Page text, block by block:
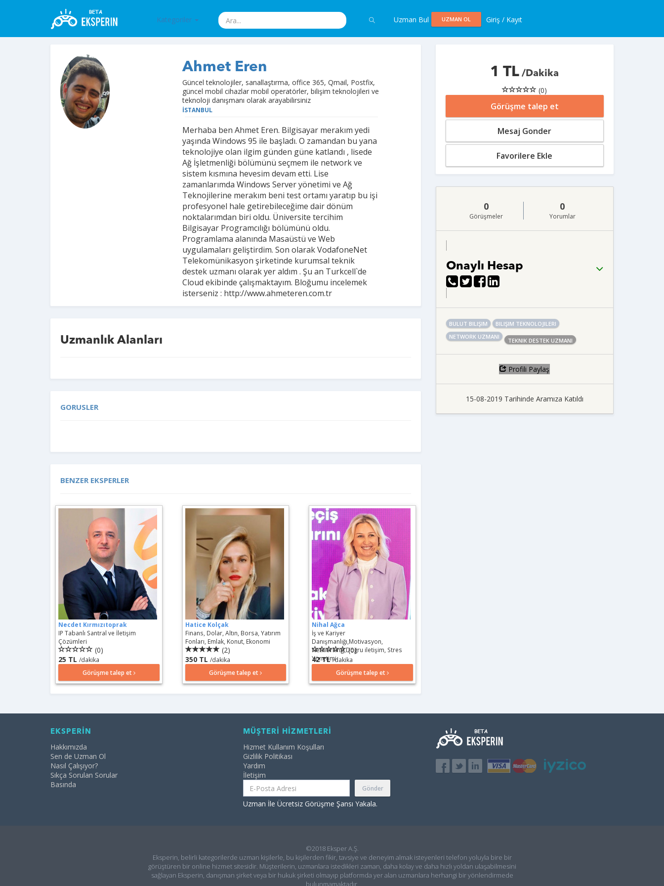
Kategoriler Uzman Bul UZMAN OL Giriş / Kayıt
Ahmet Eren
Güncel teknolojiler, sanallaştırma, office 365, Qmail, Postfix,
güncel mobil cihazlar mobil operatörler, bilişim teknolojileri ve
teknoloji danışmanı olarak arayabilirsiniz
İSTANBUL
Merhaba ben Ahmet Eren. Bilgisayar merakım yedi
yaşında Windows 95 ile başladı. O zamandan bu yana
teknolojiye olan ilgim günden güne katlandı , lisede
Ağ İşletmenliği bölümünü seçmem ile network ve
sistem kısmına hevesim devam etti. Lise
zamanlarımda Windows Server yönetimi ve Ağ
Teknojilerine merakım beni test ortamı yaratıp bu işi
profesyonel hale getirebileceğime dair dönüm
noktalarımdan biri oldu. Üniversite tercihim
Bilgisayar Programcılığı bölümünü oldu.
Programlama alanında Masaüstü ve Web
uygulamaları geliştirdim. Son olarak VodafoneNet
Telekomünikasyon şirketinde kurumsal teknik
destek uzmanı olarak yer aldım . Şu an Turkcell`de
Cloud ekibinde çalışmaktayım. Bloğumu incelemek
isterseniz : http://www.ahmeteren.com.tr
Uzmanlık Alanları
GORUSLER
1 TL /Dakika
(0)
Görüşme talep et
Mesaj Gonder
Favorilere Ekle
0
Görüşmeler
0
Yorumlar
Onaylı Hesap
BULUT BILIŞIM
BILIŞIM TEKNOLOJILERI
NETWORK UZMANI
TEKNIK DESTEK UZMANI
Profili Paylaş
15-08-2019 Tarihinde Aramıza Katıldı
BENZER EKSPERLER
Necdet Kırmızıtoprak
IP Tabanlı Santral ve İletişim
Çözümleri
(0)
25 TL /dakika
Görüşme talep et
Hatice Kolçak
Finans, Dolar, Altın, Borsa, Yatırım
Fonları, Emlak, Konut, Ekonomi
(2)
350 TL /dakika
Görüşme talep et
Nihal Ağca
İş ve Kariyer
Danışmanlığı,Motivasyon,
Networking,Doğru iletişim, Stres
Yönetimi
(0)
42 TL /dakika
Görüşme talep et
EKSPERİN
Hakkımızda
Sen de Uzman Ol
Nasıl Çalışıyor?
Sıkça Sorulan Sorular
Basında
MÜŞTERİ HİZMETLERİ
Hizmet Kullanım Koşulları
Gizlilik Politikası
Yardım
İletişim
Gönder
Uzman İle Ücretsiz Görüşme Şansı Yakala.
©2018 Eksper A.Ş.
Eksperin, belirli kategorilerde uzman kişilerle, bu kişilerden fikir, tavsiye ve deneyim almak isteyenleri telefon yoluyla bire bir
görüştüren bir online hizmet sitesidir. Müşterilerin, uzmanlara istedikleri zaman, daha kolay ve daha hızlı yoldan ulaşabilmesini
sağlayan Eksperin, danışman şirket veya bir hukuk şirketi olmayıp platformda yer alan uzmanlara herhangi bir yönlendirmede
bulunmamaktadır.